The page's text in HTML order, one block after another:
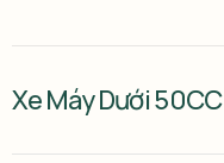
Xe Máy Dưới 50CC